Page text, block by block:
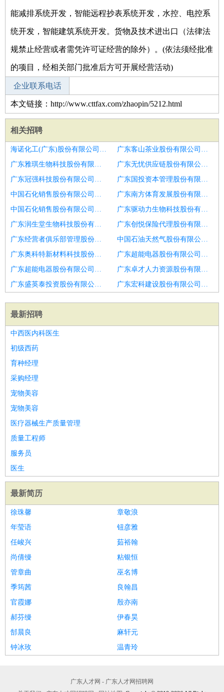
能减排系统开发，智能远程抄表系统开发，水控、电控系
统开发，智能建筑系统开发。货物及技术进出口（法律法
规禁止经营或者需凭许可证经营的除外）。(依法须经批准
的项目，经相关部门批准后方可开展经营活动)
企业联系电话
本文链接：http://www.cttfax.com/zhaopin/5212.html
相关招聘
海诺化工(广东)股份有限公司招聘营业员
广东客山茶业股份有限公司招聘店员
广东雅琪生物科技股份有限公司招聘店员
广东无忧供应链股份有限公司招聘东营市招聘招聘理货店员4名6
广东冠强科技股份有限公司招聘营业员
广东国投资本管理股份有限公司招聘店员
中国石化销售股份有限公司广东深圳梅龙加油站招聘潍坊市招聘店员
广东南方体育发展股份有限公司招聘招聘药店营业员
中国石化销售股份有限公司广东广州粤海加油站招聘营业员
广东驱动力生物科技股份有限公司招聘店员
广东润生堂生物科技股份有限公司招聘店员
广东创悦保险代理股份有限公司惠阳营业部招聘营业员
广东经营者俱乐部管理股份有限公司招聘店员
中国石油天然气股份有限公司广东肇庆德庆德新南加油站招聘上地附近便利店营业员
广东奥科特新材料科技股份有限公司招聘淄博市营业员
广东超能电器股份有限公司招聘超市营业员
广东超能电器股份有限公司招聘鸡西盆花营业员招聘
广东卓才人力资源股份有限公司江门分公司招聘店员
广东盛英泰投资股份有限公司招聘营业员
广东宏科建设股份有限公司招聘店员
最新招聘
中西医内科医生
初级西药
育种经理
采购经理
宠物美容
宠物美容
医疗器械生产质量管理
质量工程师
服务员
医生
最新简历
徐珠馨
章敬浪
年莹语
钮彦雅
任峻兴
茹裕翰
尚倩缦
粘银恒
管章曲
巫名博
季筠茜
良翰昌
官霞娜
殷亦南
郝芬缦
伊春昊
郜晨良
麻轩元
钟冰玫
温青玲
广东人才网 - 广东人才网招聘网